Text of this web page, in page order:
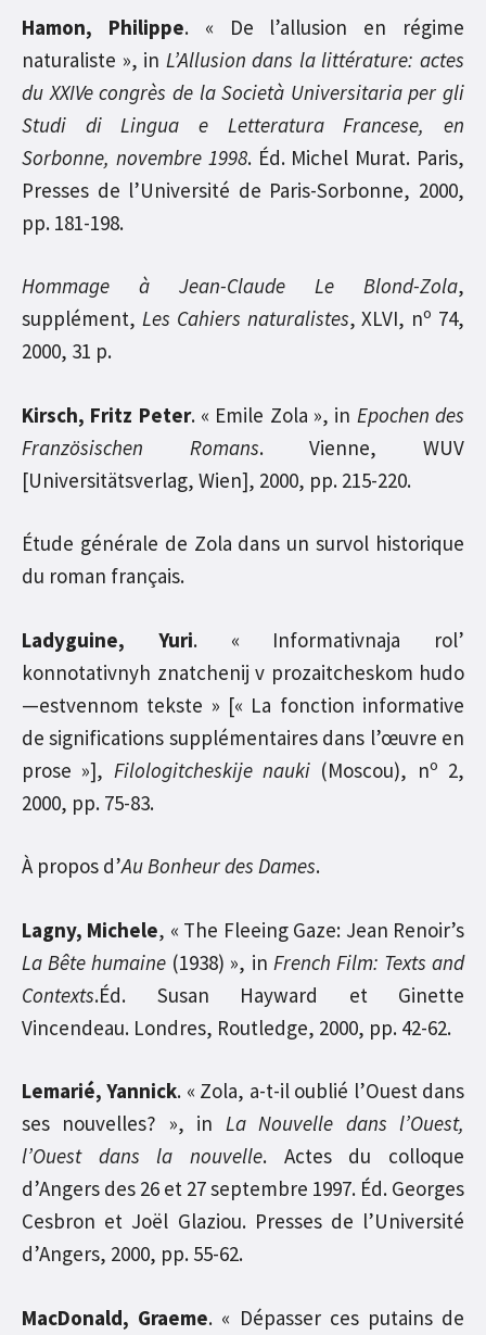
Hamon, Philippe. « De l’allusion en régime
naturaliste », in L’Allusion dans la littérature: actes
du XXIVe congrès de la Società Universitaria per gli
Studi di Lingua e Letteratura Francese, en
Sorbonne, novembre 1998. Éd. Michel Murat. Paris,
Presses de l’Université de Paris-Sorbonne, 2000,
pp. 181-198.
Hommage à Jean-Claude Le Blond-Zola,
supplément, Les Cahiers naturalistes, XLVI, no 74,
2000, 31 p.
Kirsch, Fritz Peter. « Emile Zola », in Epochen des
Französischen Romans. Vienne, WUV
[Universitätsverlag, Wien], 2000, pp. 215-220.
Étude générale de Zola dans un survol historique
du roman français.
Ladyguine, Yuri. « Informativnaja rol’
konnotativnyh znatchenij v prozaitcheskom hudo
—estvennom tekste » [« La fonction informative
de significations supplémentaires dans l’œuvre en
prose »], Filologitcheskije nauki (Moscou), no
2,
2000, pp. 75-83.
À propos d’Au Bonheur des Dames.
Lagny, Michele, « The Fleeing Gaze: Jean Renoir’s
La Bête humaine (1938) », in French Film: Texts and
Contexts.Éd. Susan Hayward et Ginette
Vincendeau. Londres, Routledge, 2000, pp. 42-62.
Lemarié, Yannick. « Zola, a-t-il oublié l’Ouest dans
ses nouvelles? », in La Nouvelle dans l’Ouest,
l’Ouest dans la nouvelle. Actes du colloque
d’Angers des 26 et 27 septembre 1997. Éd. Georges
Cesbron et Joël Glaziou. Presses de l’Université
d’Angers, 2000, pp. 55-62.
MacDonald, Graeme. « Dépasser ces putains de